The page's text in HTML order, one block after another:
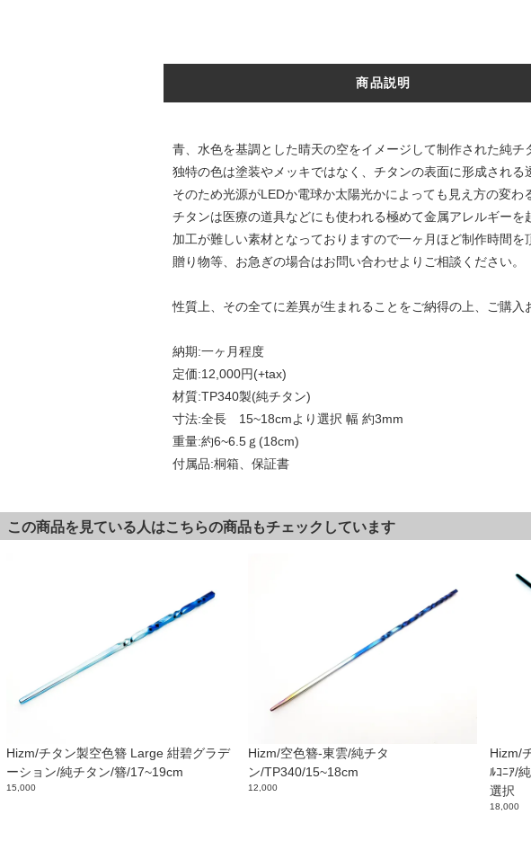
商品説明
青、水色を基調とした晴天の空をイメージして制作された純チ
独特の色は塗装やメッキではなく、チタンの表面に形成され
そのため光源がLEDか電球か太陽光かによっても見え方の変わ
チタンは医療の道具などにも使われる極めて金属アレルギーを
加工が難しい素材となっておりますので一ヶ月ほど制作時間を
贈り物等、お急ぎの場合はお問い合わせよりご相談ください。
性質上、その全てに差異が生まれることをご納得の上、ご購入
納期:一ヶ月程度
定価:12,000円(+tax)
材質:TP340製(純チタン)
寸法:全長 15~18cmより選択 幅 約3mm
重量:約6~6.5ｇ(18cm)
付属品:桐箱、保証書
この商品を見ている人はこちらの商品もチェックしています
Hizm/チタン製空色簪 Large 紺碧グラデ
ーション/純チタン/簪/17~19cm
15,000
Hizm/空色簪-東雲/純チタ
ン/TP340/15~18cm
12,000
Hizm/
ﾙｺﾆｱ/
選択
18,000